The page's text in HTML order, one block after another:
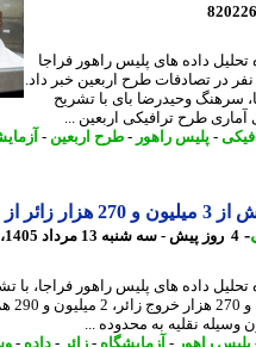
داده های پلیس راهور فراجا
باختن 21 نفر در تصادفات طرح اربعین خبر داد.
وحیدرضا بای با تشریح
طرح ترافیکی اربعین ...
-پلیس راهور -طرح اربعین -آزمایشگاه
داده های پلیس راهور فراجا، با تشریح
بیش از 3 میلیون و
نقلیه به محدوده ...
راهور -آزمایشگاه-زائر - داده - وسیله